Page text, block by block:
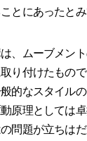
とにあったとみ
、ムーブメン
り付けたもの
的なスタイル
原理としては
問題が立ちは